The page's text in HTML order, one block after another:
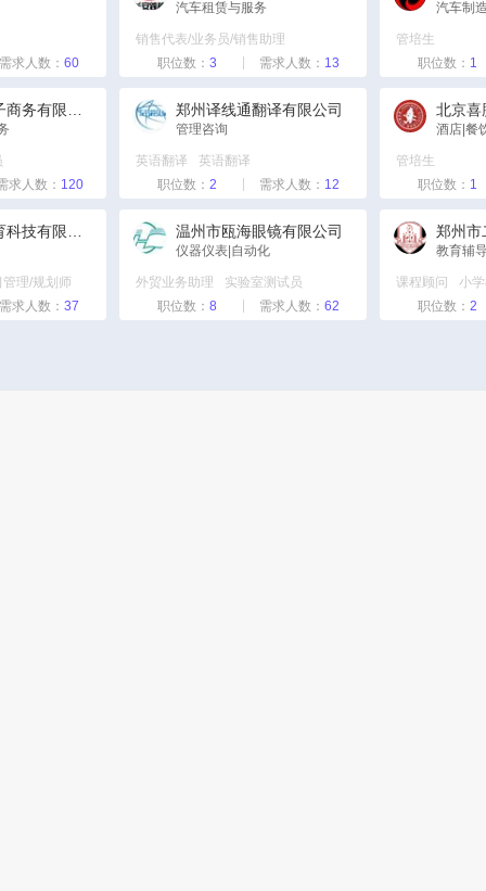
需求人数： 60
汽车租赁与服务
销售代表/业务员/销售助理
汽车维修/保养员
演员
职位数： 3 需求人数： 13
汽车制
管培生
职位数： 1
培训专员
务员
求人数： 120
郑州译线通翻译有限公司
管理咨询
英语翻译
英语翻译
职位数： 2 需求人数： 12
酒店|餐
管培生
职位数： 1
管理/规划师
需求人数： 37
温州市瓯海眼镜有限公司
仪器仪表|自动化
外贸业务助理
实验室测试员
财务专员/助理
CAD平面绘图师
职位数： 8 需求人数： 62
教育辅
课程顾问
小
职位数： 2